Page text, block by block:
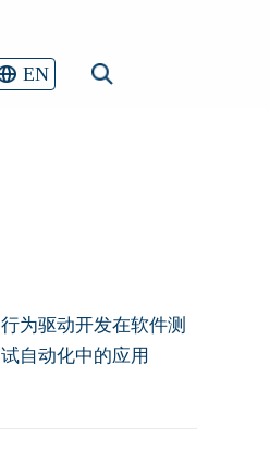
EN
行为驱动开发在软件测
试自动化中的应用